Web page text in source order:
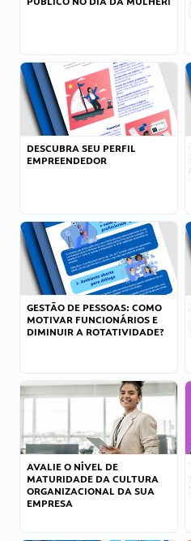
DESCUBRA SEU PERFIL
EMPREENDEDOR
GESTÃO DE PESSOAS: COMO
MOTIVAR FUNCIONÁRIOS E
DIMINUIR A ROTATIVIDADE?
AVALIE O NÍVEL DE
MATURIDADE DA CULTURA
ORGANIZACIONAL DA SUA
EMPRESA